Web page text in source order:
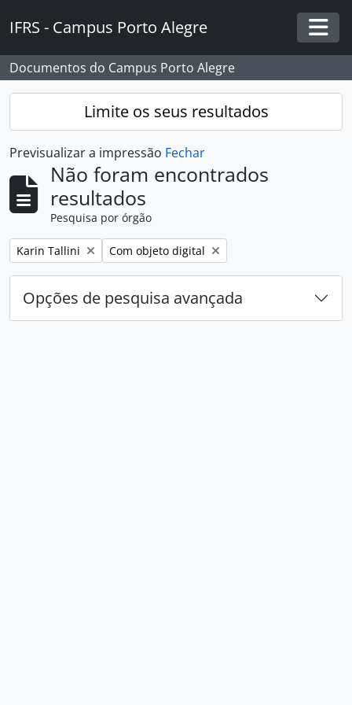
IFRS - Campus Porto Alegre
Documentos do Campus Porto Alegre
Limite os seus resultados
Previsualizar a impressão Fechar
Não foram encontrados
resultados
Pesquisa por órgão
Remover filtro:
Karin Tallini Remover filtro:
Com objeto digital
Opções de pesquisa avançada